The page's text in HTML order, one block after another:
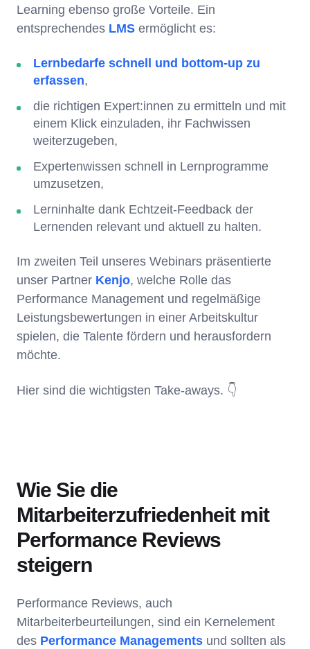
Learning ebenso große Vorteile. Ein
entsprechendes LMS ermöglicht es:
Lernbedarfe schnell und bottom-up zu
erfassen,
die richtigen Expert:innen zu ermitteln und mit
einem Klick einzuladen, ihr Fachwissen
weiterzugeben,
Expertenwissen schnell in Lernprogramme
umzusetzen,
Lerninhalte dank Echtzeit-Feedback der
Lernenden relevant und aktuell zu halten.
Im zweiten Teil unseres Webinars präsentierte
unser Partner Kenjo, welche Rolle das
Performance Management und regelmäßige
Leistungsbewertungen in einer Arbeitskultur
spielen, die Talente fördern und herausfordern
möchte.
Hier sind die wichtigsten Take-aways. 👇
Wie Sie die
Mitarbeiterzufriedenheit mit
Performance Reviews
steigern
Performance Reviews, auch
Mitarbeiterbeurteilungen, sind ein Kernelement
des Performance Managements und sollten als